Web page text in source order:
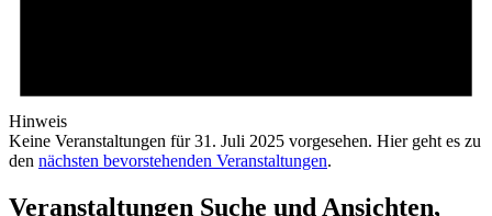
Hinweis
Keine Veranstaltungen für 31. Juli 2025 vorgesehen. Hier geht es zu
den nächsten bevorstehenden Veranstaltungen.
Veranstaltungen Suche und Ansichten,